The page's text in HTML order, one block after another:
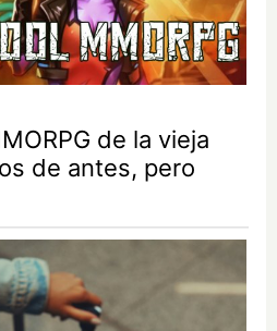
de la vieja
de antes, pero